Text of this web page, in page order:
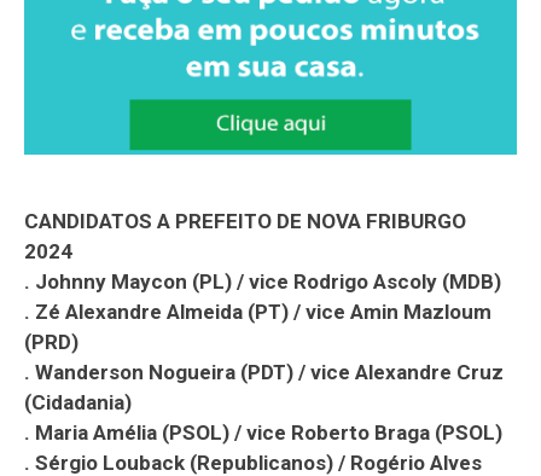
CANDIDATOS A PREFEITO DE NOVA FRIBURGO
2024
. Johnny Maycon (PL) / vice Rodrigo Ascoly (MDB)
. Zé Alexandre Almeida (PT) / vice Amin Mazloum
(PRD)
. Wanderson Nogueira (PDT) / vice Alexandre Cruz
(Cidadania)
. Maria Amélia (PSOL) / vice Roberto Braga (PSOL)
. Sérgio Louback (Republicanos) / Rogério Alves